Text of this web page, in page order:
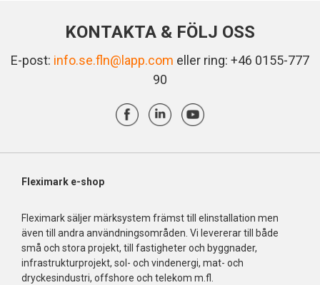
KONTAKTA & FÖLJ OSS
E-post: info.se.fln@lapp.com eller ring: +46 0155-777
90
Fleximark e-shop
Fleximark säljer märksystem främst till elinstallation men
även till andra användningsområden. Vi levererar till både
små och stora projekt, till fastigheter och byggnader,
infrastrukturprojekt, sol- och vindenergi, mat- och
dryckesindustri, offshore och telekom m.fl.